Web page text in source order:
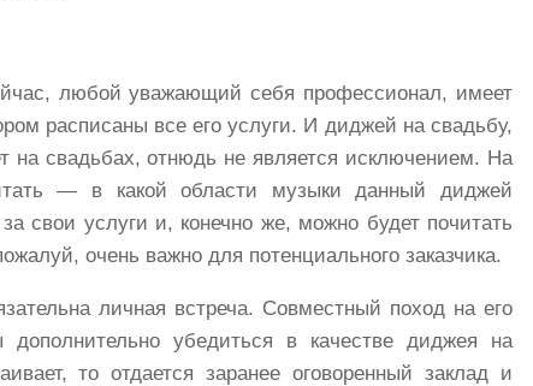
любой уважающий себя профессионал, имеет
расписаны все его услуги. И диджей на свадьбу,
на свадьбах, отнюдь не является исключением. На
— в какой области музыки данный диджей
за свои услуги и, конечно же, можно будет почитать
очень важно для потенциального заказчика.
личная встреча. Совместный поход на его
убедиться в качестве диджея на
то отдается заранее оговоренный заклад и